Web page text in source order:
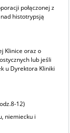
połączonej z
histotrypsją
Klinice oraz o
lub jeśli
u Dyrektora Kliniki
12)
niemiecku i